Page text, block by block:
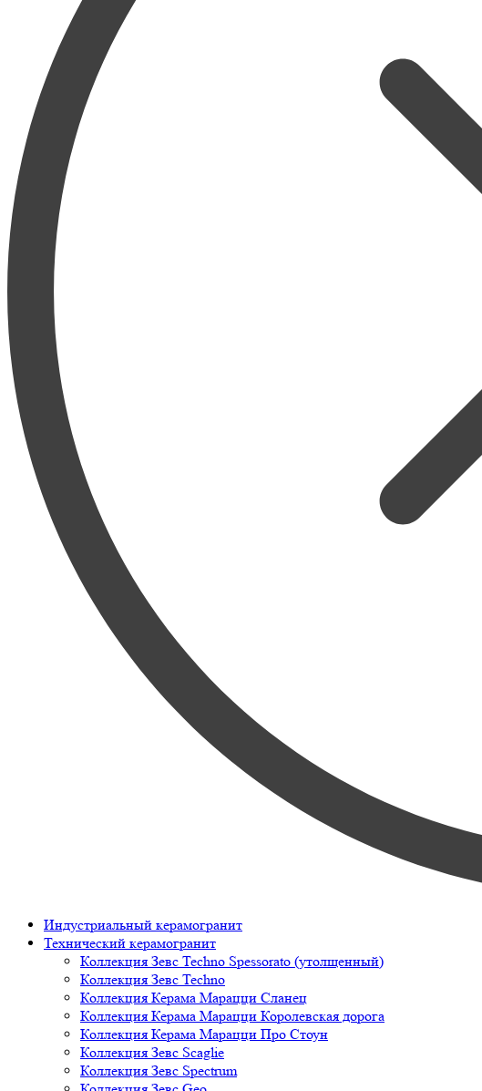
Индустриальный керамогранит
Технический керамогранит
Коллекция Зевс Techno Spessorato (утолщенный)
Коллекция Зевс Techno
Коллекция Керама Марацци Сланец
Коллекция Керама Марацци Королевская дорога
Коллекция Керама Марацци Про Стоун
Коллекция Зевс Scaglie
Коллекция Зевс Spectrum